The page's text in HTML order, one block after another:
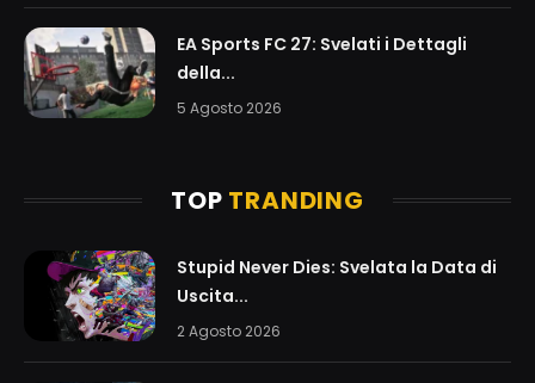
EA Sports FC 27: Svelati i Dettagli
della...
5 Agosto 2026
TOP TRANDING
Stupid Never Dies: Svelata la Data di
Uscita...
2 Agosto 2026